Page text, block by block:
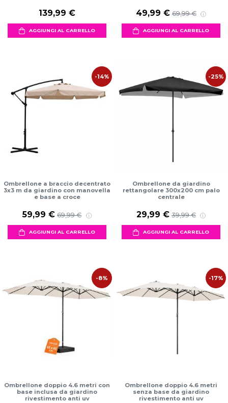
139,99 €
AGGIUNGI AL CARRELLO
49,99 € 69,99 €
AGGIUNGI AL CARRELLO
-14%
Ombrellone a braccio decentrato
3x3 m da giardino con manovella
e base a croce
59,99 € 69,99 €
AGGIUNGI AL CARRELLO
-25%
Ombrellone da giardino
rettangolare 300x200 cm palo
centrale
29,99 € 39,99 €
AGGIUNGI AL CARRELLO
-8%
Ombrellone doppio 4.6 metri con
base inclusa da giardino
rivestimento anti uv
-17%
Ombrellone doppio 4.6 metri
senza base da giardino
rivestimento anti uv